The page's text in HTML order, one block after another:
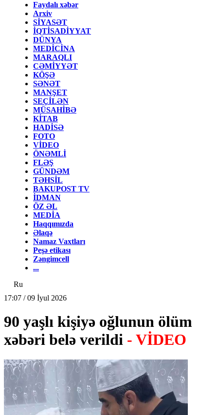
Faydalı xəbər
Arxiv
SİYASƏT
İQTİSADİYYAT
DÜNYA
MEDİCİNA
MARAQLI
CƏMİYYƏT
KÖŞƏ
SƏNƏT
MANŞET
SEÇİLƏN
MÜSAHİBƏ
KİTAB
HADİSƏ
FOTO
VİDEO
ÖNƏMLİ
FLƏŞ
GÜNDƏM
TƏHSİL
BAKUPOST TV
İDMAN
ÖZ ƏL
MEDİA
Haqqımızda
Əlaqə
Namaz Vaxtları
Peşə etikası
Zəngimcell
...
Ru
17:07 / 09 İyul 2026
90 yaşlı kişiyə oğlunun ölüm
xəbəri belə verildi - VİDEO